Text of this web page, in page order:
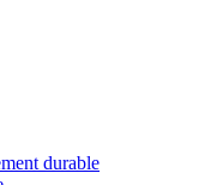
durable